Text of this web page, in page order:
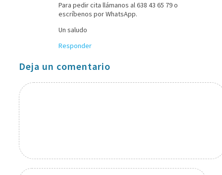
Para pedir cita llámanos al 638 43 65 79 o
escríbenos por WhatsApp.
Un saludo
Responder
Deja un comentario